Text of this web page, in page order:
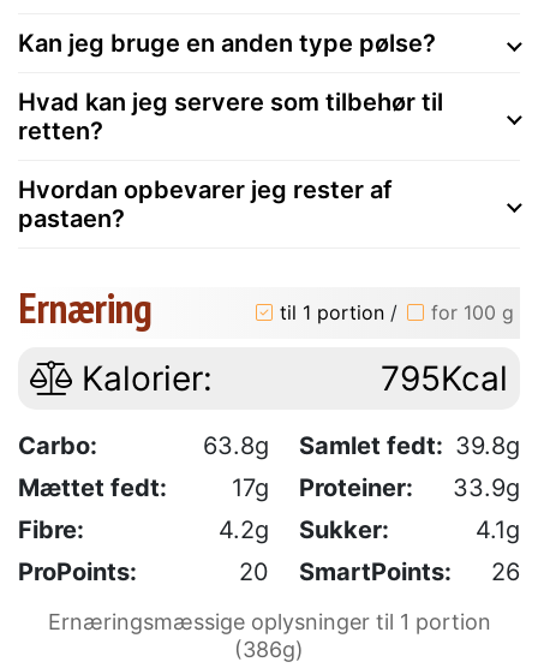
Kan jeg bruge en anden type pølse?
Hvad kan jeg servere som tilbehør til
retten?
Hvordan opbevarer jeg rester af
pastaen?
Ernæring til 1 portion / for 100 g
Kalorier: 795Kcal
Carbo: 63.8g Samlet fedt: 39.8g
Mættet fedt:
17g Proteiner:
33.9g
Fibre:
4.2g Sukker:
4.1g
ProPoints:
20 SmartPoints: 26
Ernæringsmæssige oplysninger til 1 portion
(386g)